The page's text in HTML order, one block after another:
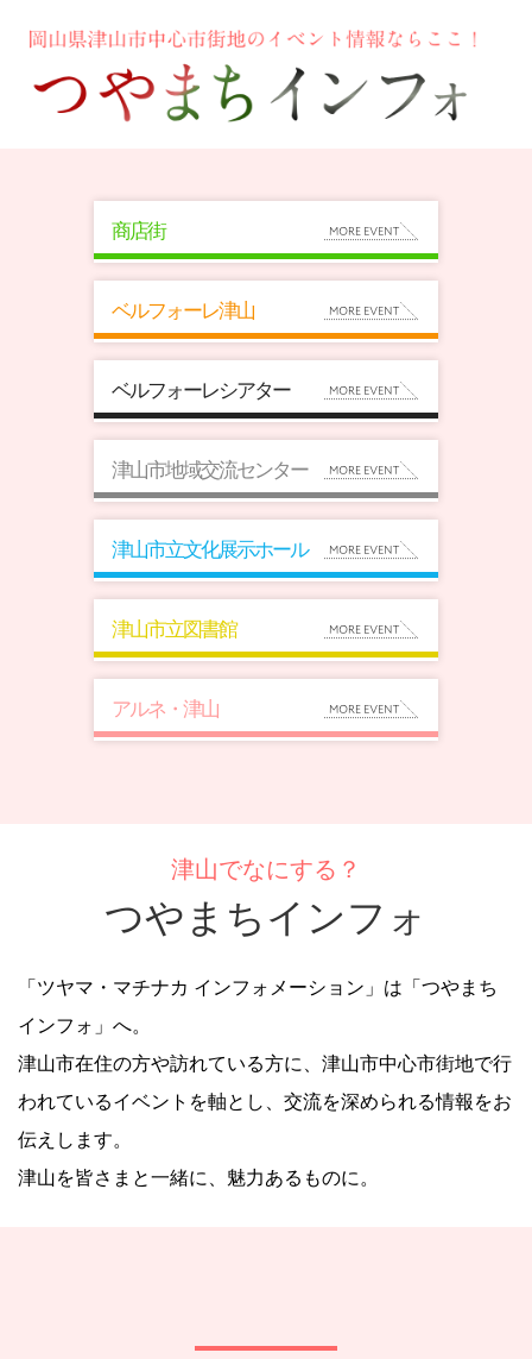
商店街
ベルフォーレ津山
ベルフォーレシアター
津山市地域交流センター
津山市立文化展示ホール
津山市立図書館
アルネ・津山
津山でなにする？
つやまちインフォ
「ツヤマ・マチナカ インフォメーション」は「つやまち
インフォ」へ。
津山市在住の方や訪れている方に、津山市中心市街地で行
われているイベントを軸とし、交流を深められる情報をお
伝えします。
津山を皆さまと一緒に、魅力あるものに。